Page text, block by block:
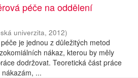
péče na oddělení
univerzita, 2012)
je jednou z důležitých metod
nákaz, kterou by měly
dodržovat. Teoretická část práce
...